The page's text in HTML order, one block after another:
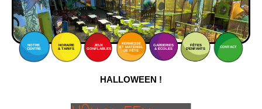
NOTRE
CENTRE
HORAIRE
& TARIFS
JEUX
GONFLABLES
KERMESSE
ET MATÉRIEL
DE FÊTE
GARDERIES
& ÉCOLES
FÊTES
D'ENFANTS
CONTACT
HALLOWEEN !